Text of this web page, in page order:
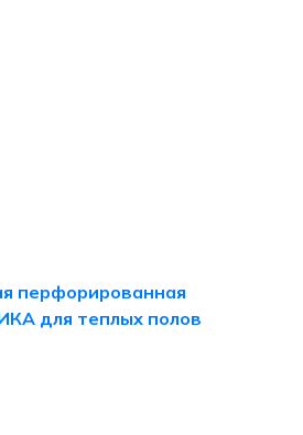
перфорированная
для теплых полов